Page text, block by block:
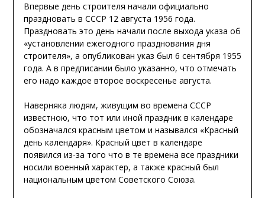
Впервые день строителя начали официально
праздновать в СССР 12 августа 1956 года.
Праздновать это день начали после выхода указа об
«установлении ежегодного празднования дня
строителя», а опубликован указ был 6 сентября 1955
года. А в предписании было указанно, что отмечать
его надо каждое второе воскресенье августа.
Наверняка людям, живущим во времена СССР
известною, что тот или иной праздник в календаре
обозначался красным цветом и назывался «Красный
день календаря». Красный цвет в календаре
появился из-за того что в те времена все праздники
носили военный характер, а также красный был
национальным цветом Советского Союза.